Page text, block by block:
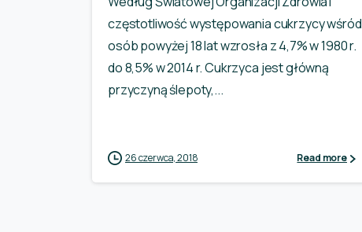
częstotliwość występowania cukrzycy wśród
osób powyżej 18 lat wzrosła z 4,7% w 1980 r.
do 8,5% w 2014 r. Cukrzyca jest główną
przyczyną ślepoty,...
26 czerwca, 2018 Read more